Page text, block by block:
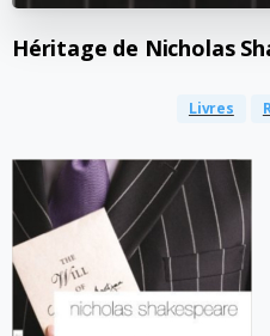
Héritage de Nicholas
Livres